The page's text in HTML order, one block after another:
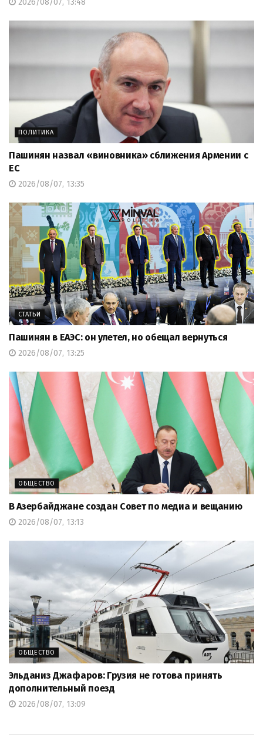
2026/08/07, 13:48
ПОЛИТИКА
Пашинян назвал «виновника» сближения Армении с
ЕС
2026/08/07, 13:35
СТАТЬИ
Пашинян в ЕАЭС: он улетел, но обещал вернуться
2026/08/07, 13:25
ОБЩЕСТВО
В Азербайджане создан Совет по медиа и вещанию
2026/08/07, 13:13
ОБЩЕСТВО
Эльданиз Джафаров: Грузия не готова принять
дополнительный поезд
2026/08/07, 13:09